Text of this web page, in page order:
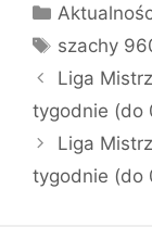
Kategorie
Tagi
szachy
Liga
tygodnie (do
Liga
tygodnie (do